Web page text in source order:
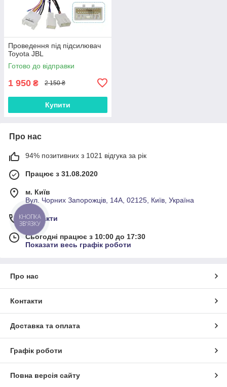
Проведення під підсилювач
Toyota JBL
Готово до відправки
1 950 ₴ 2 150 ₴
Купити
Про нас
94% позитивних з 1021 відгука за рік
Працює з 31.08.2020
м. Київ
Вул. Чорних Запорожців, 14А, 02125, Київ, Україна
Контакти
Сьогодні працює з 10:00 до 17:30
Показати весь графік роботи
Про нас
Контакти
Доставка та оплата
Графік роботи
Повна версія сайту
КНОПКА
ЗВ'ЯЗКУ